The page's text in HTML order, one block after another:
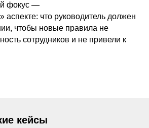
фокус —
аспекте: что руководитель должен
чтобы новые правила не
сотрудников и не привели к
кейсы